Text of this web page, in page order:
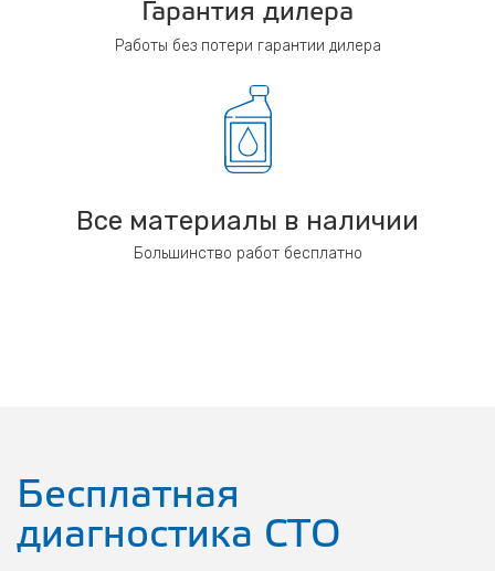
Гарантия дилера
Работы без потери гарантии дилера
Все материалы в наличии
Большинство работ бесплатно
Бесплатная
диагностика СТО